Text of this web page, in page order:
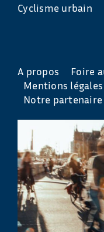
Cyclisme urbain
A propos
Foire
Mentions
Notre